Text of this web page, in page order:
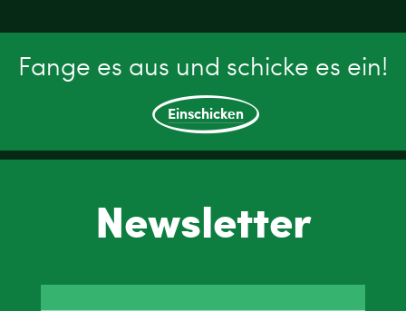
Fange es aus und schicke es ein!
Einschicken
Newsletter